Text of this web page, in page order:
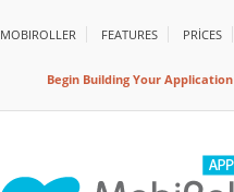
MOBIROLLER FEATURES PRİCES
Begin Building Your Application